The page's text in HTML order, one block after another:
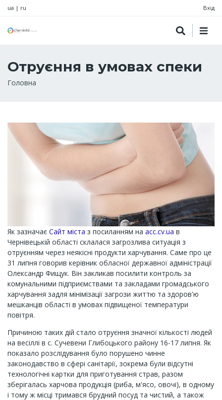
ua | ru Вхід
Отруєння в умовах спеки
Рядок
Головна
Як зазначає Сайт міста з посиланням на acc.cv.ua в
Чернівецькій області склалася загрозлива ситуація з
отруєнням через неякісні продукти харчування. Саме про це
31 липня говорив керівник обласної державної адміністрації
Олександр Фищук. Він закликав посилити контроль за
комунальними підприємствами та закладами громадського
харчування задля мінімізації загрози життю та здоров'ю
мешканців області в умовах підвищеної температури
повітря.
Причиною таких дій стало отруєння значної кількості людей
на весіллі в с. Сучевени Глибоцького району 16-17 липня. Як
показало розслідування було порушено чинне
законодавство в сфері санітарії, зокрема були відсутні
технологічні картки для приготування страв, разом
зберігалась харчова продукція (риба, м'ясо, овочі), в одному
і тому ж місці тримався брудний посуд та чистий, а також